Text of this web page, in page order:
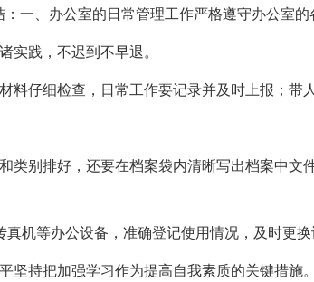
一、办公室的日常管理工作严格遵守办公室的
实践，不迟到不早退。
料仔细检查，日常工作要记录并及时上报；带
类别排好，还要在档案袋内清晰写出档案中
机等办公设备，准确登记使用情况，及时更换
坚持把加强学习作为提高自我素质的关键措施。